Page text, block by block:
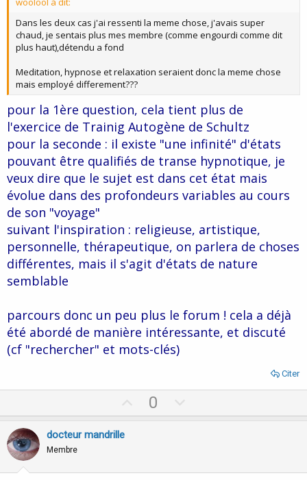
Dans les deux cas j'ai ressenti la meme chose, j'avais super
chaud, je sentais plus mes membre (comme engourdi comme dit
plus haut),détendu a fond
Meditation, hypnose et relaxation seraient donc la meme chose
mais employé differement???
pour la 1ère question, cela tient plus de
l'exercice de Trainig Autogène de Schultz
pour la seconde : il existe "une infinité" d'états
pouvant être qualifiés de transe hypnotique, je
veux dire que le sujet est dans cet état mais
évolue dans des profondeurs variables au cours
de son "voyage"
suivant l'inspiration : religieuse, artistique,
personnelle, thérapeutique, on parlera de choses
différentes, mais il s'agit d'états de nature
semblable
parcours donc un peu plus le forum ! cela a déjà
été abordé de manière intéressante, et discuté
(cf "rechercher" et mots-clés)
Citer
p
t
0
o
v
docteur mandrille
Membre